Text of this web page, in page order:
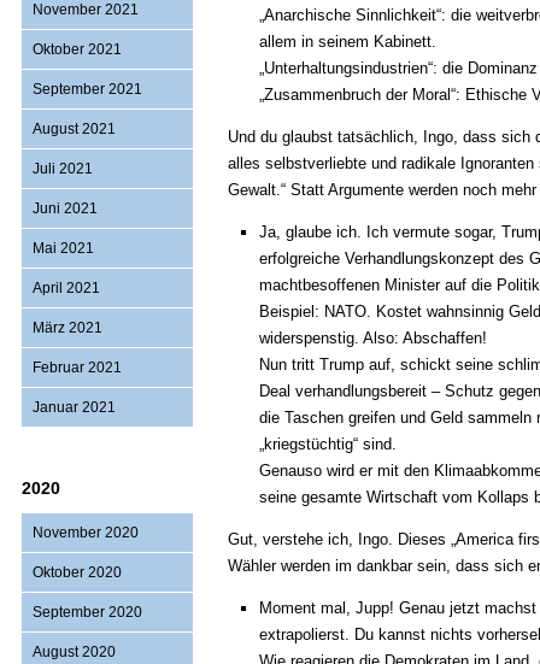
November 2021
Oktober 2021
September 2021
August 2021
Juli 2021
Juni 2021
Mai 2021
April 2021
März 2021
Februar 2021
Januar 2021
2020
November 2020
Oktober 2020
September 2020
August 2020
„Anarchische Sinnlichkeit“: die
allem in seinem Kabinett.
„Unterhaltungsindustrien“: die
„Zusammenbruch der Moral“:
Und du glaubst tatsächlich, Ingo, dass sich
alles selbstverliebte und radikale
Gewalt.“ Statt Argumente werden noch
Ja, glaube ich. Ich vermute sogar,
erfolgreiche Verhandlungskonzept des
machtbesoffenen Minister auf die
Beispiel: NATO. Kostet wahnsinnig
widerspenstig. Also: Abschaffen!
Nun tritt Trump auf, schickt seine
Deal verhandlungsbereit – Schutz
die Taschen greifen und Geld
„kriegstüchtig“ sind.
Genauso wird er mit den
seine gesamte Wirtschaft vom Kollaps
Gut, verstehe ich, Ingo. Dieses „America
Wähler werden im dankbar sein, dass sich
Moment mal, Jupp! Genau jetzt
extrapolierst. Du kannst nichts